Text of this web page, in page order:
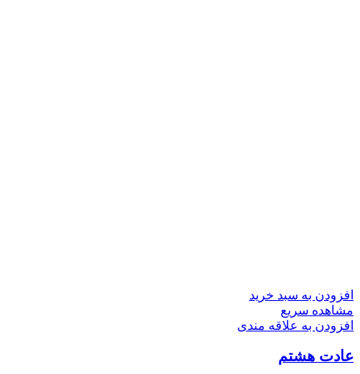
افزودن به سبد خرید
مشاهده سریع
افزودن به علاقه مندی
عادت هشتم